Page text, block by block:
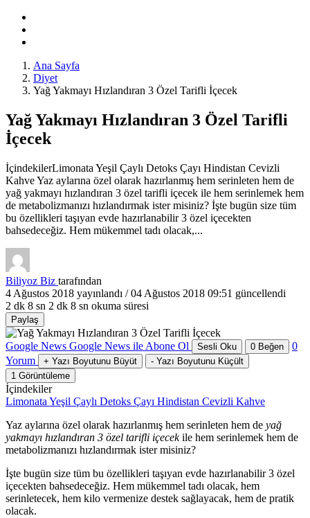
Ana Sayfa
Diyet
Yağ Yakmayı Hızlandıran 3 Özel Tarifli İçecek
Yağ Yakmayı Hızlandıran 3 Özel Tarifli
İçecek
İçindekilerLimonata Yeşil Çaylı Detoks Çayı Hindistan Cevizli
Kahve Yaz aylarına özel olarak hazırlanmış hem serinleten hem de
yağ yakmayı hızlandıran 3 özel tarifli içecek ile hem serinlemek hem
de metabolizmanızı hızlandırmak ister misiniz? İşte bugün size tüm
bu özellikleri taşıyan evde hazırlanabilir 3 özel içecekten
bahsedeceğiz. Hem mükemmel tadı olacak,...
Biliyoz Biz tarafından
4 Ağustos 2018 yayınlandı /04 Ağustos 2018 09:51 güncellendi
2 dk 8 sn 2 dk 8 sn okuma süresi
Paylaş
Google News Google News ile Abone Ol Sesli Oku 0 Beğen
0
Yorum
+ Yazı Boyutunu Büyüt - Yazı Boyutunu Küçült
1 Görüntüleme
İçindekiler
Limonata Yeşil Çaylı Detoks Çayı Hindistan Cevizli Kahve
Yaz aylarına özel olarak hazırlanmış hem serinleten hem de yağ
yakmayı hızlandıran 3 özel tarifli içecekile hem serinlemek hem de
metabolizmanızı hızlandırmak ister misiniz?
İşte bugün size tüm bu özellikleri taşıyan evde hazırlanabilir 3 özel
içecekten bahsedeceğiz. Hem mükemmel tadı olacak, hem
serinletecek, hem kilo vermenize destek sağlayacak, hem de pratik
olacak.